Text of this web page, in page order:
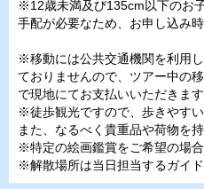
※12歳未満及び135cm以下のお
手配が必要なため、お申し込み
※移動には公共交通機関を利用
ておりませんので、ツアー中の
で現地にてお支払いいただきます
※徒歩観光ですので、歩きやす
また、なるべく貴重品や荷物を
※特定の絵画鑑賞をご希望の場
※解散場所は当日担当するガイド